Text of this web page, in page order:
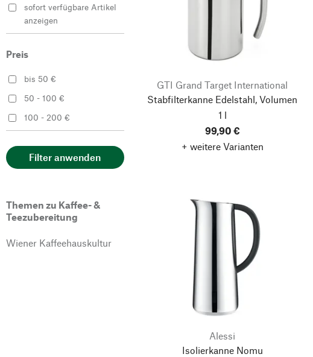
Moccamaster
sofort verfügbare Artikel
anzeigen
Preis
bis 50 €
50 - 100 €
100 - 200 €
Filter anwenden
Themen zu Kaffee- &
Teezubereitung
Wiener Kaffeehauskultur
GTI Grand Target International
Stabfilterkanne Edelstahl, Volumen
1 l
99,90 €
+ weitere Varianten
Alessi
Isolierkanne Nomu